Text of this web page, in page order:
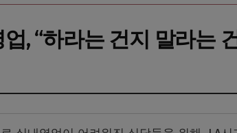
, “하라는 건지 말라는